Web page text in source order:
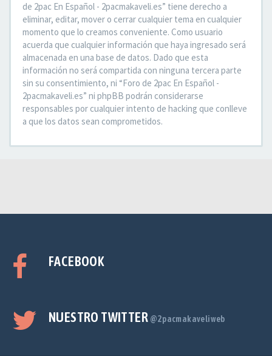
de 2pac En Español - 2pacmakaveli.es” tiene derecho a
eliminar, editar, mover o cerrar cualquier tema en cualquier
momento que lo creamos conveniente. Como usuario
acuerda que cualquier información que haya ingresado será
almacenada en una base de datos. Dado que esta
información no será compartida con ninguna tercera parte
sin su consentimiento, ni “Foro de 2pac En Español -
2pacmakaveli.es” ni phpBB podrán considerarse
responsables por cualquier intento de hacking que conlleve
a que los datos sean comprometidos.
FACEBOOK
NUESTRO TWITTER @2pacmakaveliweb